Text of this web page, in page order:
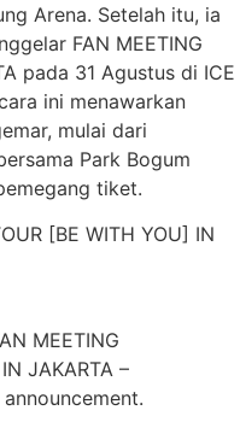
Arena. Setelah itu, ia
FAN MEETING
pada 31 Agustus di ICE
ini menawarkan
mulai dari
Park Bogum
tiket.
[BE WITH YOU] IN
MEETING
JAKARTA –